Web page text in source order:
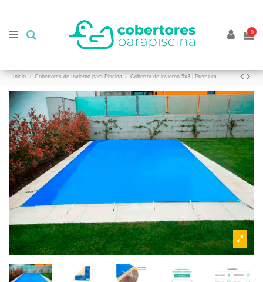
0
Inicio Cobertores de Invierno para Piscina Cobertor de invierno 5x3 | Premium